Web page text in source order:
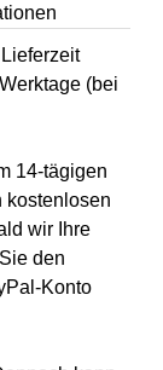
(bei
14-tägigen
kostenlosen
wir Ihre
den
Konto